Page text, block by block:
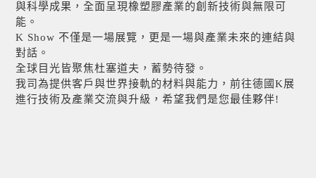
與科學成果，全面呈現橡塑膠產業的創新技術與無限可
能。
K Show 不僅是一場展覽，更是一場與產業未來的連結與
對話。
全球目光皆聚焦杜塞道夫，蓄勢待發。
我司為提供客戶與世界接軌的材料與能力，前往德國K展
進行技術及產業交流與升級，希望我們是您最佳夥伴!